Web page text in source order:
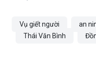
Thiện Lê